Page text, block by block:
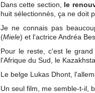
Dans cette section, le
huit sélectionnés, ça ne doit
Je ne connais pas
(Miele) et l'actrice Andréa
Pour le reste, c'est le
l'Afrique du Sud, le
Le belge Lukas Dhont,
Un seul film, me semble-t-il,